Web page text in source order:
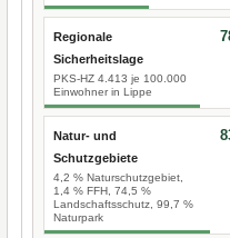
Regionale
Sicherheitslage
PKS-HZ 4.413 je 100.000
Einwohner in Lippe
Natur- und
Schutzgebiete
4,2 % Naturschutzgebiet,
1,4 % FFH, 74,5 %
Landschaftsschutz, 99,7 %
Naturpark